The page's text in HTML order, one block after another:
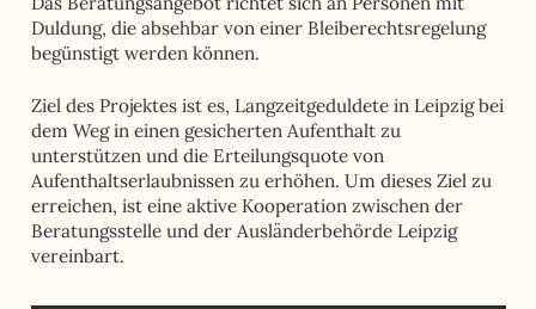
Duldung, die absehbar von einer Bleiberechtsregelung
begünstigt werden können.
Ziel des Projektes ist es, Langzeitgeduldete in Leipzig bei
dem Weg in einen gesicherten Aufenthalt zu
unterstützen und die Erteilungsquote von
Aufenthaltserlaubnissen zu erhöhen. Um dieses Ziel zu
erreichen, ist eine aktive Kooperation zwischen der
Beratungsstelle und der Ausländerbehörde Leipzig
vereinbart.